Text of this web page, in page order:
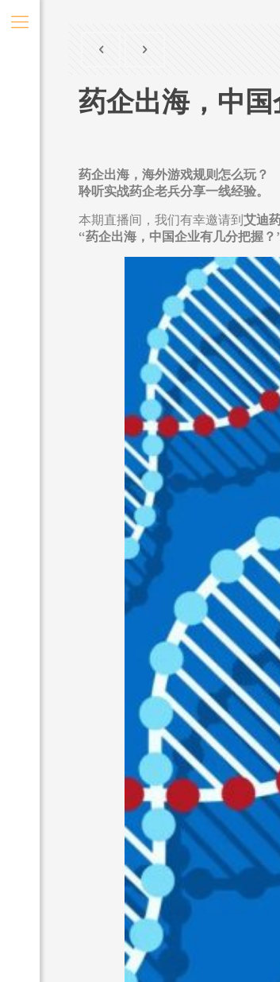
药企出海，中
药企出海 ，海外游戏规则怎么玩？
聆听实战药企老兵分享一线经验。
本期直播间，我们有幸邀请到艾迪
“药企出海，中国企业有几分把握？